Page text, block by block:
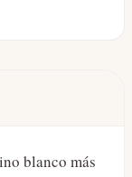
blanco más